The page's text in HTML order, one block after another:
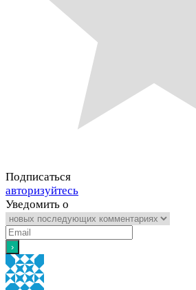
Подписаться
авторизуйтесь
Уведомить о